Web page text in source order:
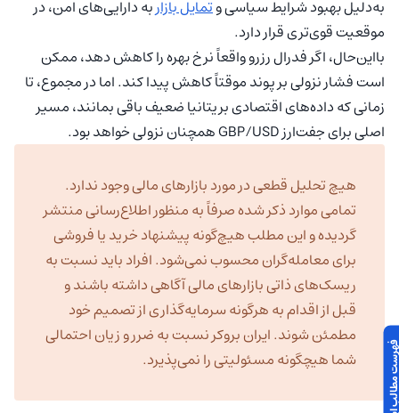
به‌دلیل بهبود شرایط سیاسی وتمایل بازاربه دارایی‌های امن، در
موقعیت قوی‌تری قرار دارد.
بااین‌حال، اگر فدرال رزرو واقعاً نرخ بهره را کاهش دهد، ممکن
است فشار نزولی بر پوند موقتاً کاهش پیدا کند. اما در مجموع، تا
زمانی که داده‌های اقتصادی بریتانیا ضعیف باقی بمانند، مسیر
اصلی برای جفت‌ارز GBP/USD همچنان نزولی خواهد بود.
هیچ تحلیل قطعی در مورد بازارهای مالی وجود ندارد.
تمامی موارد ذکر شده صرفاً به منظور اطلاع‌رسانی منتشر
گردیده و این مطلب هیچ‌گونه پیشنهاد خرید یا فروشی
برای معامله‌گران محسوب نمی‌شود. افراد باید نسبت به
ریسک‌های ذاتی بازارهای مالی آگاهی داشته باشند و
قبل از اقدام به هرگونه سرمایه‌گذاری از تصمیم خود
مطمئن شوند. ایران بروکر نسبت به ضرر و زیان احتمالی
شما هیچگونه مسئولیتی را نمی‌پذیرد.